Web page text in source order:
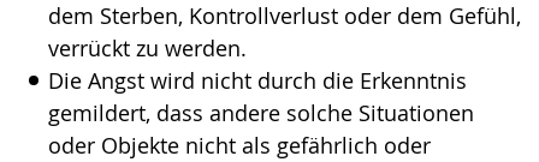
dem Sterben, Kontrollverlust oder dem Gefühl,
verrückt zu werden.
Die Angst wird nicht durch die Erkenntnis
gemildert, dass andere solche Situationen
oder Objekte nicht als gefährlich oder